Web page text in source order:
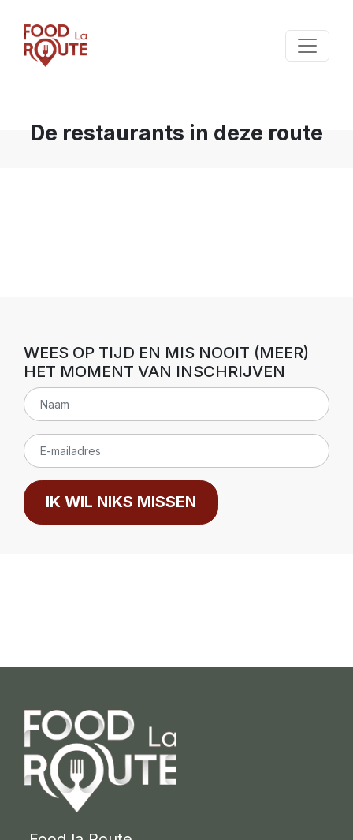
De restaurants in deze route
WEES OP TIJD EN MIS NOOIT (MEER)
HET MOMENT VAN INSCHRIJVEN
IK WIL NIKS MISSEN